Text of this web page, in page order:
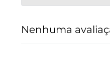
Nenhuma